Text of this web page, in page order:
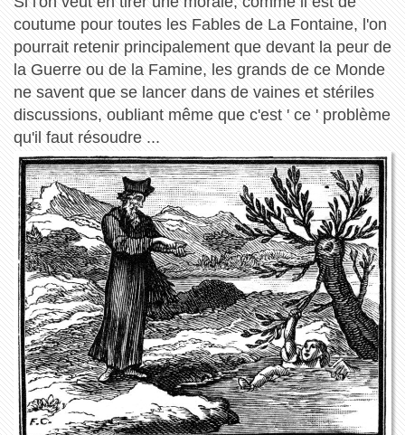
coutume pour toutes les Fables de La Fontaine, l'on
pourrait retenir principalement que devant la peur de
la Guerre ou de la Famine, les grands de ce Monde
ne savent que se lancer dans de vaines et stériles
discussions, oubliant même que c'est ' ce ' problème
qu'il faut résoudre ...